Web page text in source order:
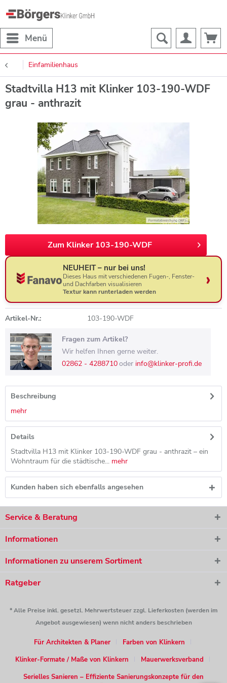
Menü
Einfamilienhaus
Stadtvilla H13 mit Klinker 103-190-WDF
grau - anthrazit
Zum Klinker 103-190-WDF
NEUHEIT – nur bei uns!
Dieses Haus mit verschiedenen Fugen-, Fenster-
und Dachfarben visualisieren
Textur kann runterladen werden
Artikel-Nr.: 103-190-WDF
Fragen zum Artikel?
Wir helfen Ihnen gerne weiter.
02862 - 4288710oder info@klinker-profi.de
Beschreibung
mehr
Details
Stadtvilla H13 mit Klinker 103-190-WDF grau - anthrazit – ein
Wohntraum für die städtische... mehr
Kunden haben sich ebenfalls angesehen
Service & Beratung
Informationen
Informationen zu unserem Sortiment
Ratgeber
* Alle Preise inkl. gesetzl. Mehrwertsteuer zzgl. Lieferkosten (werden im
Angebot ausgewiesen) wenn nicht anders beschrieben
Für Architekten & Planer
Farben von Klinkern
Klinker-Formate / Maße von Klinkern
Mauerwerksverband
Serielles Sanieren – Effiziente Sanierungskonzepte für den